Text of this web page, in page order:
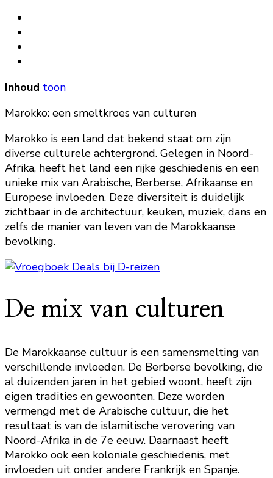
Inhoud toon
Marokko: een smeltkroes van culturen
Marokko is een land dat bekend staat om zijn
diverse culturele achtergrond. Gelegen in Noord-
Afrika, heeft het land een rijke geschiedenis en een
unieke mix van Arabische, Berberse, Afrikaanse en
Europese invloeden. Deze diversiteit is duidelijk
zichtbaar in de architectuur, keuken, muziek, dans en
zelfs de manier van leven van de Marokkaanse
bevolking.
De mix van culturen
De Marokkaanse cultuur is een samensmelting van
verschillende invloeden. De Berberse bevolking, die
al duizenden jaren in het gebied woont, heeft zijn
eigen tradities en gewoonten. Deze worden
vermengd met de Arabische cultuur, die het
resultaat is van de islamitische verovering van
Noord-Afrika in de 7e eeuw. Daarnaast heeft
Marokko ook een koloniale geschiedenis, met
invloeden uit onder andere Frankrijk en Spanje.